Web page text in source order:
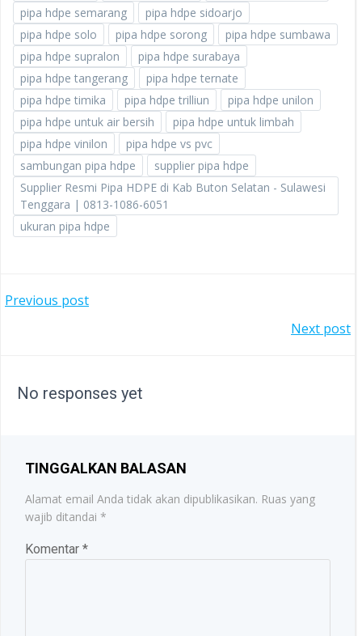
pipa hdpe semarang
pipa hdpe sidoarjo
pipa hdpe solo
pipa hdpe sorong
pipa hdpe sumbawa
pipa hdpe supralon
pipa hdpe surabaya
pipa hdpe tangerang
pipa hdpe ternate
pipa hdpe timika
pipa hdpe trilliun
pipa hdpe unilon
pipa hdpe untuk air bersih
pipa hdpe untuk limbah
pipa hdpe vinilon
pipa hdpe vs pvc
sambungan pipa hdpe
supplier pipa hdpe
Supplier Resmi Pipa HDPE di Kab Buton Selatan - Sulawesi
Tenggara | 0813-1086-6051
ukuran pipa hdpe
POST
Previous post
Next post
No responses yet
TINGGALKAN BALASAN
Alamat email Anda tidak akan dipublikasikan. Ruas yang
wajib ditandai *
Komentar *